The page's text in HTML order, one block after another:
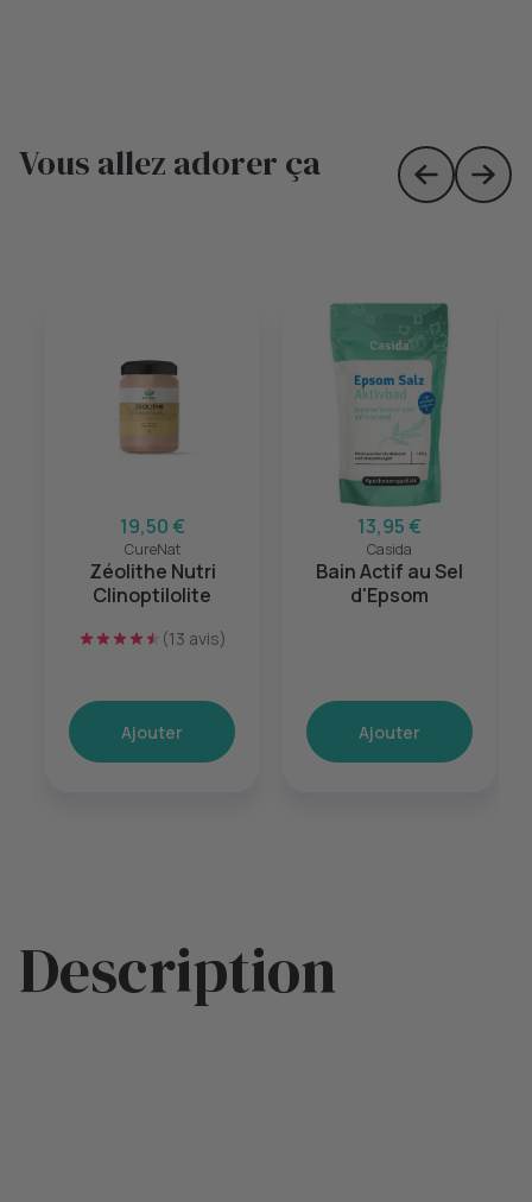
Vous allez adorer ça
Skip toSkip
19,50 €
CureNat
Zéolithe Nutri
Clinoptilolite
(13 avis)
Ajouter
13,95 €
Casida
Bain Actif au Sel
d'Epsom
Ajouter
Description